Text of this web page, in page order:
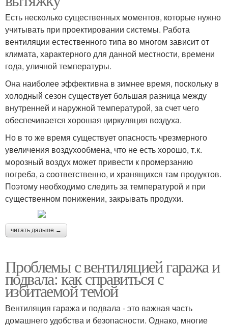
Есть несколько существенных моментов, которые нужно
учитывать при проектировании системы. Работа
вентиляции естественного типа во многом зависит от
климата, характерного для данной местности, времени
года, уличной температуры.
Она наиболее эффективна в зимнее время, поскольку в
холодный сезон существует большая разница между
внутренней и наружной температурой, за счет чего
обеспечивается хорошая циркуляция воздуха.
Но в то же время существует опасность чрезмерного
увеличения воздухообмена, что не есть хорошо, т.к.
морозный воздух может привести к промерзанию
погреба, а соответственно, и хранящихся там продуктов.
Поэтому необходимо следить за температурой и при
существенном понижении, закрывать продухи.
читать дальше →
Проблемы с вентиляцией гаража и
подвала: как справиться с
избитаемой темой
Вентиляция гаража и подвала - это важная часть
домашнего удобства и безопасности. Однако, многие